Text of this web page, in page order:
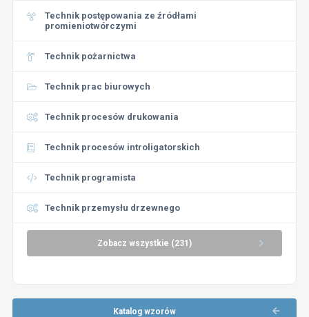
Technik postępowania ze źródłami
promieniotwórczymi
Technik pożarnictwa
Technik prac biurowych
Technik procesów drukowania
Technik procesów introligatorskich
Technik programista
Technik przemysłu drzewnego
Zobacz wszystkie (231)
Katalog wzorów